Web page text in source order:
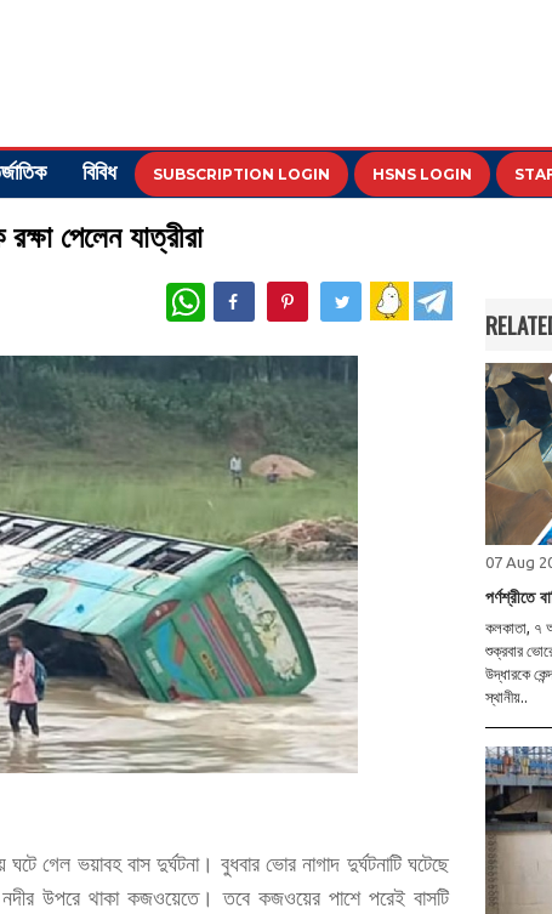
বিবিধ SUBSCRIPTION LOGIN HSNS LOGIN
পেলেন যাত্রীরা
WhatsApp
গেল ভয়াবহ বাস দুর্ঘটনা। বুধবার ভোর নাগাদ দুর্ঘটনাটি ঘটেছে
নদীর উপরে থাকা কজওয়েতে। তবে কজওয়ের পাশে পরেই বাসটি
07 Aug
পর্ণশ্রীতে
কলকাতা, ৭
শুক্রবার
উদ্ধারকে
স্থানীয়..